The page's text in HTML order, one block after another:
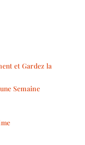
et Gardez la
Semaine